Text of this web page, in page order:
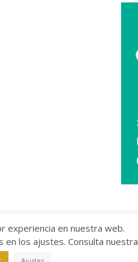
/
experiencia en nuestra web.
los ajustes. Consulta nuestra